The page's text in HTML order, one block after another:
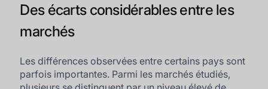
Des écarts considérables entre les
marchés
Les différences observées entre certains pays sont
parfois importantes. Parmi les marchés étudiés,